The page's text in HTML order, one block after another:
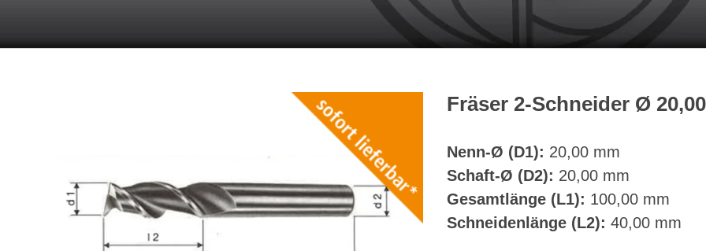
Fräser 2-Schneider Ø
Nenn-Ø (D1): 20,00 mm
Schaft-Ø (D2): 20,00 mm
Gesamtlänge (L1): 100,00 mm
Schneidenlänge (L2): 40,00 mm